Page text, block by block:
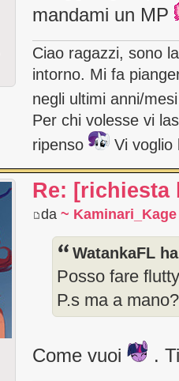
mandami un MP
Ciao ragazzi, sono
intorno. Mi fa
negli ultimi anni/
Per chi volesse vi
ripenso
Vi voglio
Re: [richiesta
da ~ Kaminari_Kage
WatankaFL
Posso fare
P.s ma a mano?
Come vuoi .